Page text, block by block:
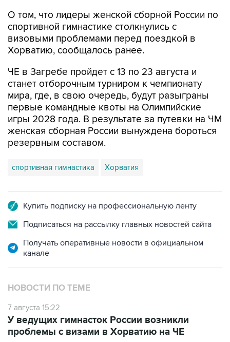
О том, что лидеры женской сборной России по
спортивной гимнастике столкнулись с
визовыми проблемами перед поездкой в
Хорватию, сообщалось ранее.
ЧЕ в Загребе пройдет с 13 по 23 августа и
станет отборочным турниром к чемпионату
мира, где, в свою очередь, будут разыграны
первые командные квоты на Олимпийские
игры 2028 года. В результате за путевки на ЧМ
женская сборная России вынуждена бороться
резервным составом.
спортивная гимнастика Хорватия
Купить подписку на профессиональную ленту
Подписаться на рассылку главных новостей сайта
Получать оперативные новости в официальном
канале
НОВОСТИ ПО ТЕМЕ
7 августа 15:22
У ведущих гимнасток России возникли
проблемы с визами в Хорватию на ЧЕ